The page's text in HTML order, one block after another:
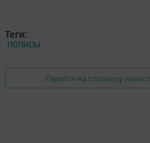
Теги:
ПОЛИСЫ
Перейти на страницу